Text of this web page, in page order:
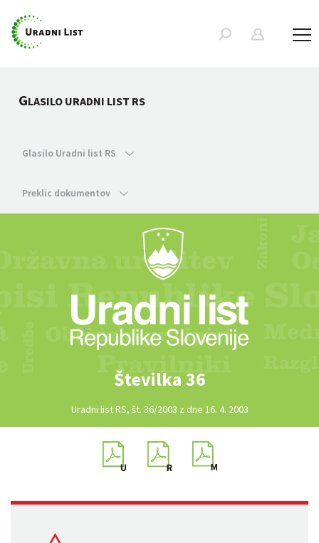
GLASILO URADNI LIST RS
Glasilo Uradni list RS
Preklic dokumentov
Številka 36
Uradni list RS, št. 36/2003 z dne 16. 4. 2003